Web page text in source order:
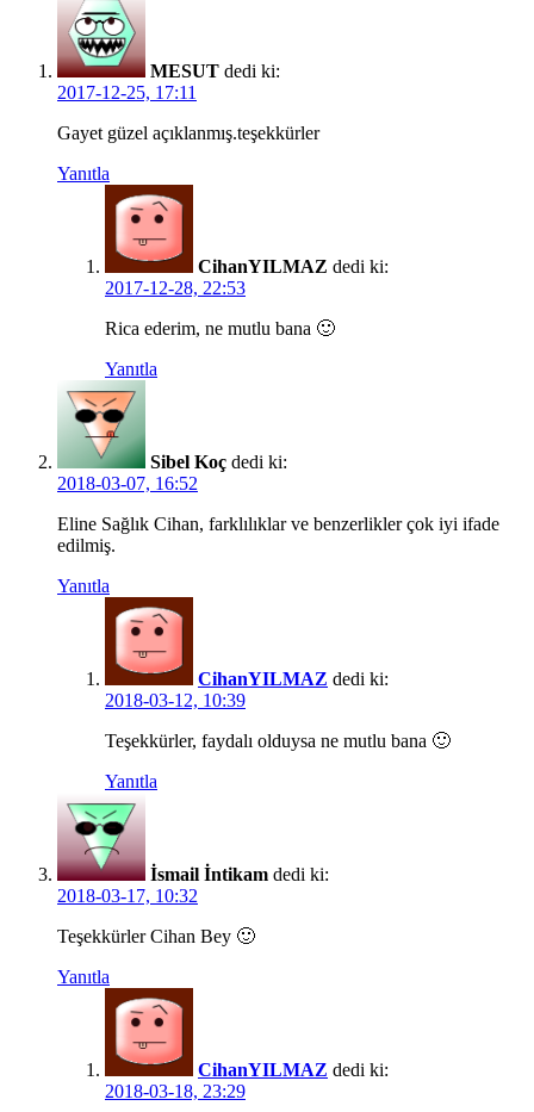
MESUT dedi ki:
2017-12-25, 17:11
Gayet güzel açıklanmış.teşekkürler
Yanıtla
CihanYILMAZ dedi ki:
2017-12-28, 22:53
Rica ederim, ne mutlu bana 🙂
Yanıtla
Sibel Koç dedi ki:
2018-03-07, 16:52
Eline Sağlık Cihan, farklılıklar ve benzerlikler çok iyi ifade
edilmiş.
Yanıtla
CihanYILMAZ dedi ki:
2018-03-12, 10:39
Teşekkürler, faydalı olduysa ne mutlu bana 🙂
Yanıtla
İsmail İntikam dedi ki:
2018-03-17, 10:32
Teşekkürler Cihan Bey 🙂
Yanıtla
CihanYILMAZ dedi ki:
2018-03-18, 23:29